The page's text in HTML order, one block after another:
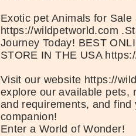
Exotic pet Animals for Sale
https://wildpetworld.com
Journey Today! BEST
STORE IN THE USA
Visit our website https://
explore our available pets,
and requirements, and find
companion!
Enter a World of Wonder!